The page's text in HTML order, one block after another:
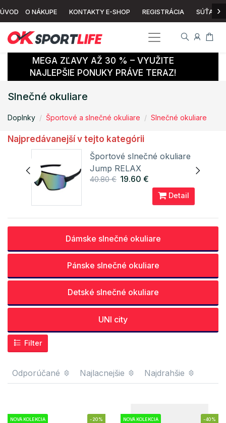
ÚVOD O NÁKUPE KONTAKTY E-SHOP REGISTRÁCIA SÚŤAŽ ›
MEGA ZĽAVY AŽ 30 % – VYUŽITE
NAJLEPŠIE PONUKY PRÁVE TERAZ!
Slnečné okuliare
Doplnky Športové a slnečné okuliare Slnečné okuliare
Najpredávanejší v tejto kategórii
Športové slnečné okuliare
Jump RELAX
40.80 € 19.60 €
Detail
Dámske slnečné okuliare
Pánske slnečné okuliare
Detské slnečné okuliare
UNI city
Filter
Odporúčané Najlacnejšie Najdrahšie
NOVÁ KOLEKCIA -20% NOVÁ KOLEKCIA -40%